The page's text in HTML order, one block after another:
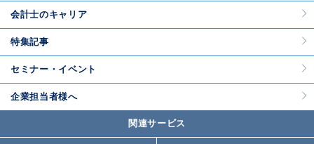
会計士のキャリア
特集記事
セミナー・イベント
企業担当者様へ
関連サービス